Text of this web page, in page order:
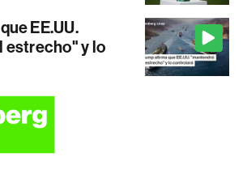
EE.UU.
estrecho" y lo